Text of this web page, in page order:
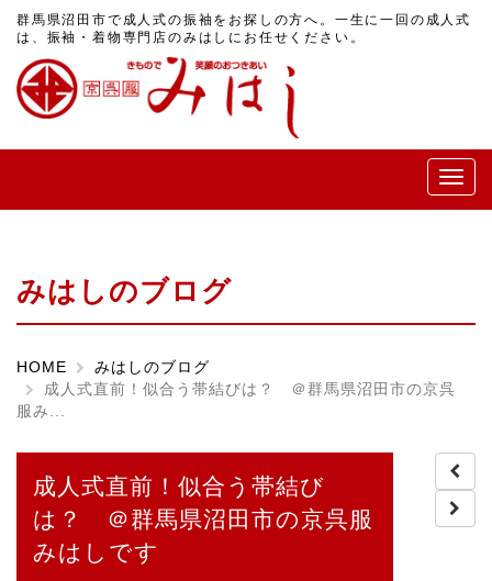
群馬県沼田市で成人式の振袖をお探しの方へ。一生に一回の成人式
は、振袖・着物専門店のみはしにお任せください。
メ
ニ
みはしのブログ
HOME
みはしのブログ
成人式直前！似合う帯結びは？ ＠群馬県沼田市の京呉
服み...
成人式直前！似合う帯結び
は？ ＠群馬県沼田市の京呉服
みはしです